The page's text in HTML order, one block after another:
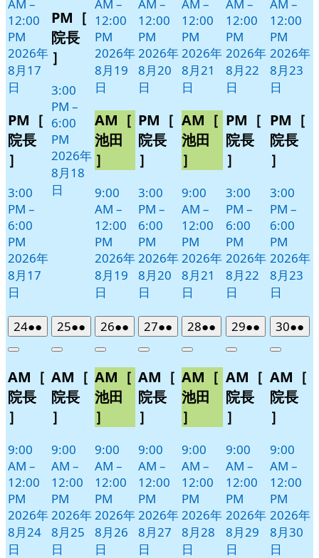
AM –
12:00
PM
2026年
8月17
日
PM［
院長
］
3:00
PM –
6:00
PM
2026年
8月17
日
月
18
日
イ
ベ
PM［
院長
］
3:00
PM –
6:00
PM
2026年
8月18
日
AM –
12:00
PM
2026年
8月19
日
AM［
池田
］
9:00
AM –
12:00
PM
2026年
8月19
日
AM –
12:00
PM
2026年
8月20
日
PM［
院長
］
3:00
PM –
6:00
PM
2026年
8月20
日
AM –
12:00
PM
2026年
8月21
日
AM［
池田
］
9:00
AM –
12:00
PM
2026年
8月21
日
AM –
12:00
PM
2026年
8月22
日
PM［
院長
］
3:00
PM –
6:00
PM
2026年
8月22
日
AM –
12:00
PM
2026年
8月23
日
PM［
院長
］
3:00
PM –
6:00
PM
2026年
8月23
日
242026
年
月
24
日
●●
件
イ
ベ
ト)
Close
AM［
院長
］
9:00
AM –
12:00
PM
2026年
8月24
日
252026
年
月
25
日
●●
件
イ
ベ
ト)
Close
AM［
院長
］
9:00
AM –
12:00
PM
2026年
8月25
日
262026
年
月
26
日
●●
件
イ
ベ
ト)
Close
AM［
池田
］
9:00
AM –
12:00
PM
2026年
8月26
日
272026
年
月
27
日
●●
件
イ
ベ
ト)
Close
AM［
院長
］
9:00
AM –
12:00
PM
2026年
8月27
日
282026
年
月
28
日
●●
件
イ
ベ
ト)
Close
AM［
池田
］
9:00
AM –
12:00
PM
2026年
8月28
日
292026
年
月
29
日
●●
件
イ
ベ
ト)
Close
AM［
院長
］
9:00
AM –
12:00
PM
2026年
8月29
日
302026
年
月
30
日
●●
件
イ
Close
AM［
院長
］
9:00
AM –
12:00
PM
2026年
8月30
日